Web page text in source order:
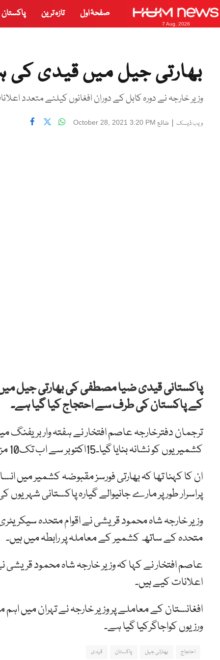
7 Aug, 2026
صفحۂ اول تازہ ترین پاکستان
بھارتی جیل میں قیدی کی
وزیر خارجہ نے دورہ کابل کے دوران افغانوں کیلئے متعدد
ویب ڈیسک | شائع October 28, 2021 3:20 PM
پاکستانی قیدی ضیا مصطفی کی بھارتی جیل میں
کے پاکستان کی طرف سے احتجاج کیا گیا ہے۔
ترجمان دفترخارجہ عاصم افتخار نے ہفتہ وار بریفنگ
کشمیریوں کو نشانہ بنایا گیا۔15اکتوبر سے اب تک10 مزید مقبوضہ کشمیر میں کشمیریوں کو شہید کیا گیا۔
ان کا کہنا تھا کہ بھارتی فورسز مقبوضہ کشمیر میں
پراسرار طور پر مارے جانیوالے گیارہ پاکستانی
متحدہ کے ساتھ کشمیر کے معاملہ پر رابطہ میں ہیں۔
عاصم افتخار نے کہا کہ وزیر خارجہ شاہ محمود قریشی
اعلانات کیے ہیں۔
افغانستان کے معاملے پر وزیر خارجہ نے تہران میں
ورزیوں کواجاگرکیا گیا ہے۔
احتجاج بھارتی جیل پاکستان قیدی